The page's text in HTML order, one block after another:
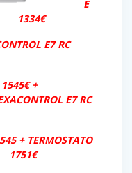
E
1334€
E7 RC
+
E7 RC
+ TERMOSTATO
1751€